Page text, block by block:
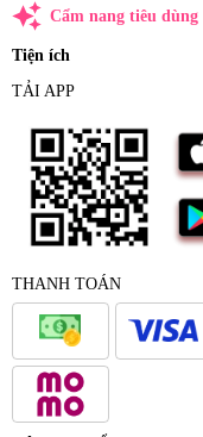
auto_awesome Cẩm nang tiêu dùng
Tiện ích
TẢI APP
THANH TOÁN